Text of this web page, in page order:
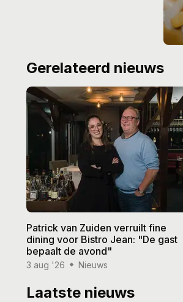
Gerelateerd nieuws
Patrick van Zuiden verruilt fine
dining voor Bistro Jean: "De gast
bepaalt de avond"
3 aug '26 Nieuws
Laatste nieuws